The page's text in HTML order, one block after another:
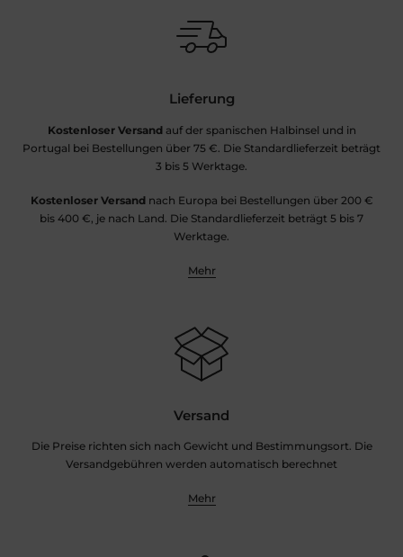
Lieferung
Kostenloser Versandauf der spanischen Halbinsel und in
Portugal bei Bestellungen über 75 €. Die Standardlieferzeit beträgt
3 bis 5 Werktage.
Kostenloser Versandnach Europa bei Bestellungen über 200 €
bis 400 €, je nach Land. Die Standardlieferzeit beträgt 5 bis 7
Werktage.
Mehr
Versand
Die Preise richten sich nach Gewicht und Bestimmungsort. Die
Versandgebühren werden automatisch berechnet
Mehr